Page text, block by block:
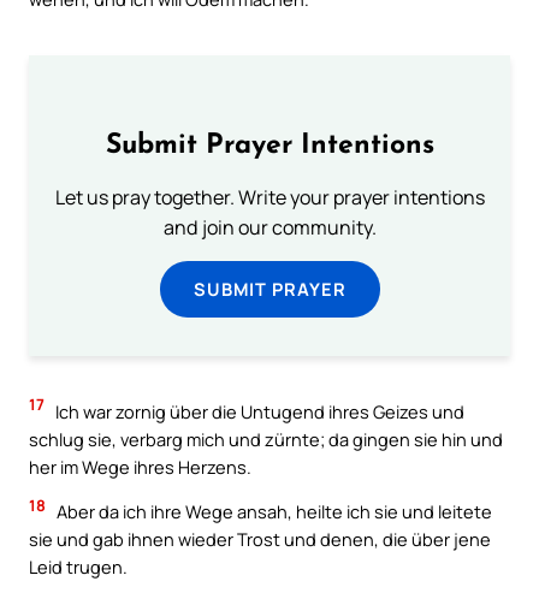
Submit Prayer Intentions
Let us pray together. Write your prayer intentions
and join our community.
SUBMIT PRAYER
17 Ich war zornig über die Untugend ihres Geizes und
schlug sie, verbarg mich und zürnte; da gingen sie hin und
her im Wege ihres Herzens.
18 Aber da ich ihre Wege ansah, heilte ich sie und leitete
sie und gab ihnen wieder Trost und denen, die über jene
Leid trugen.